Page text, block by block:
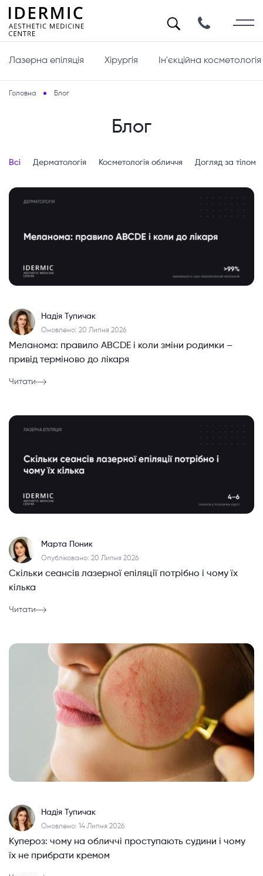
Лазерна епіляція Хірургія Ін'єкційна косметологія
Головна Блог
Блог
Всі Дерматологія Косметологія обличчя Догляд за тілом
Надія Тупичак
Оновлено: 20 Липня 2026
Меланома: правило ABCDE і коли зміни родимки –
привід терміново до лікаря
Читати
Марта Поник
Опубліковано: 20 Липня 2026
Скільки сеансів лазерної епіляції потрібно і чому їх
кілька
Читати
Надія Тупичак
Оновлено: 14 Липня 2026
Купероз: чому на обличчі проступають судини і чому
їх не прибрати кремом